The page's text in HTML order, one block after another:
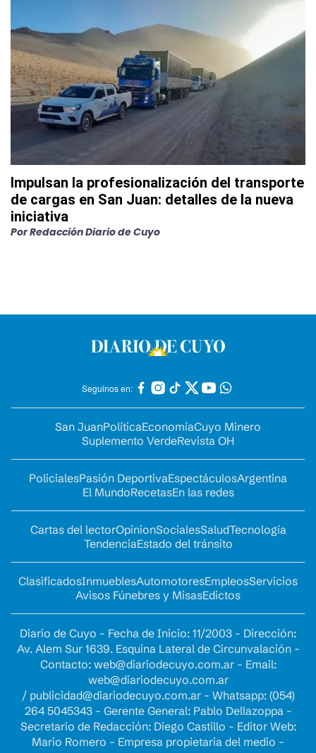
Impulsan la profesionalización del transporte
de cargas en San Juan: detalles de la nueva
iniciativa
PorRedacción Diario de Cuyo
Seguinos en:
San JuanPolíticaEconomíaCuyo Minero
Suplemento VerdeRevista OH
PolicialesPasión DeportivaEspectáculosArgentina
El MundoRecetasEn las redes
Cartas del lectorOpinionSocialesSaludTecnología
TendenciaEstado del tránsito
ClasificadosInmueblesAutomotoresEmpleosServicios
Avisos Fúnebres y MisasEdictos
Diario de Cuyo - Fecha de Inicio: 11/2003 - Dirección:
Av. Alem Sur 1639. Esquina Lateral de Circunvalación -
Contacto: web@diariodecuyo.com.ar- Email:
web@diariodecuyo.com.ar
/ publicidad@diariodecuyo.com.ar- Whatsapp: (054)
264 5045343 - Gerente General: Pablo Dellazoppa -
Secretario de Redacción: Diego Castillo - Editor Web:
Mario Romero - Empresa propietaria del medio -